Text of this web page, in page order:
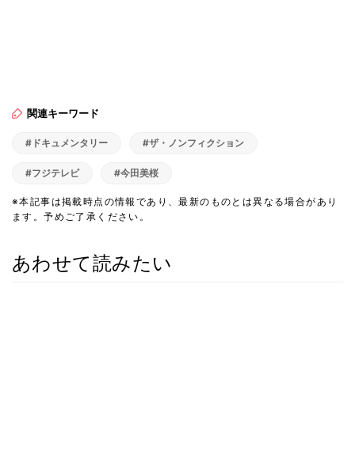
関連キーワード
#ドキュメンタリー #ザ・ノンフィクション
#フジテレビ #今田美桜
※本記事は掲載時点の情報であり、最新のものとは異なる場合があり
ます。予めご了承ください。
あわせて読みたい